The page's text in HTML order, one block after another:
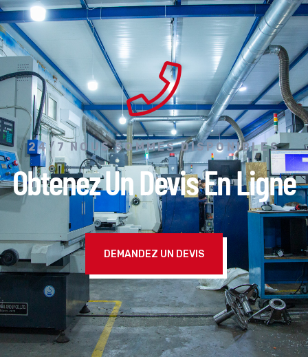
24/7 NOUS SOMMES DISPONIBLES
Obtenez Un Devis En Ligne
DEMANDEZ UN DEVIS